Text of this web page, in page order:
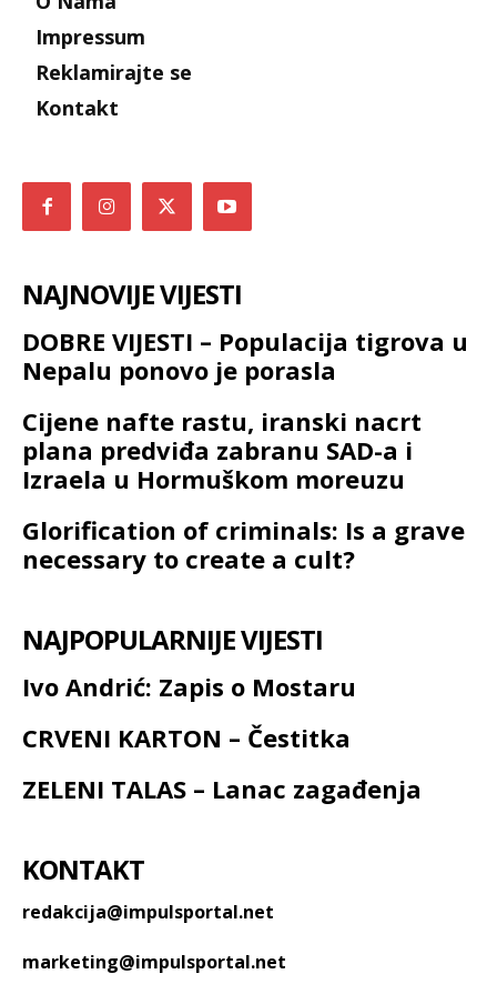
Impressum
Reklamirajte se
Kontakt
NAJNOVIJE VIJESTI
DOBRE VIJESTI – Populacija tigrova u
Nepalu ponovo je porasla
Cijene nafte rastu, iranski nacrt
plana predviđa zabranu SAD-a i
Izraela u Hormuškom moreuzu
Glorification of criminals: Is a grave
necessary to create a cult?
NAJPOPULARNIJE VIJESTI
Ivo Andrić: Zapis o Mostaru
CRVENI KARTON – Čestitka
ZELENI TALAS – Lanac zagađenja
KONTAKT
redakcija@impulsportal.net
marketing@impulsportal.net